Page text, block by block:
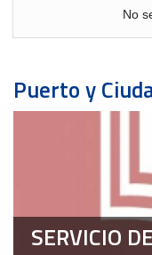
No
Puerto y
SERVICIO